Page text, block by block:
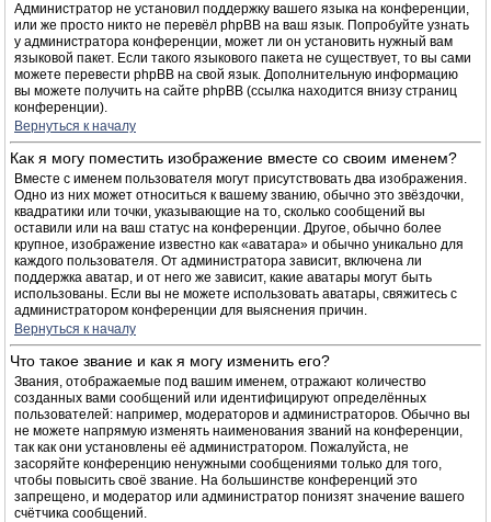
Администратор не установил поддержку вашего языка на конференции,
или же просто никто не перевёл phpBB на ваш язык. Попробуйте узнать
у администратора конференции, может ли он установить нужный вам
языковой пакет. Если такого языкового пакета не существует, то вы сами
можете перевести phpBB на свой язык. Дополнительную информацию
вы можете получить на сайте phpBB (ссылка находится внизу страниц
конференции).
Вернуться к началу
Как я могу поместить изображение вместе со своим именем?
Вместе с именем пользователя могут присутствовать два изображения.
Одно из них может относиться к вашему званию, обычно это звёздочки,
квадратики или точки, указывающие на то, сколько сообщений вы
оставили или на ваш статус на конференции. Другое, обычно более
крупное, изображение известно как «аватара» и обычно уникально для
каждого пользователя. От администратора зависит, включена ли
поддержка аватар, и от него же зависит, какие аватары могут быть
использованы. Если вы не можете использовать аватары, свяжитесь с
администратором конференции для выяснения причин.
Вернуться к началу
Что такое звание и как я могу изменить его?
Звания, отображаемые под вашим именем, отражают количество
созданных вами сообщений или идентифицируют определённых
пользователей: например, модераторов и администраторов. Обычно вы
не можете напрямую изменять наименования званий на конференции,
так как они установлены её администратором. Пожалуйста, не
засоряйте конференцию ненужными сообщениями только для того,
чтобы повысить своё звание. На большинстве конференций это
запрещено, и модератор или администратор понизят значение вашего
счётчика сообщений.